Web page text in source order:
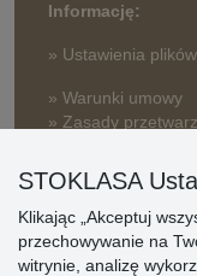
Informację:
» Ustawienia
» Warunki umowy
» Zasady
» Reklamacje
» Dlaczego należy
» Najczęściej
STOKLASA
Klikając „Akceptuj
przechowywanie na
witrynie, analizę